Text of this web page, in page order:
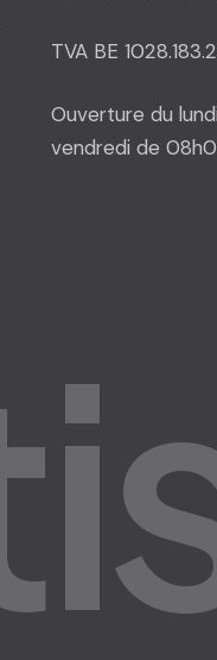
TVA BE
Ouverture du
vendredi de
i